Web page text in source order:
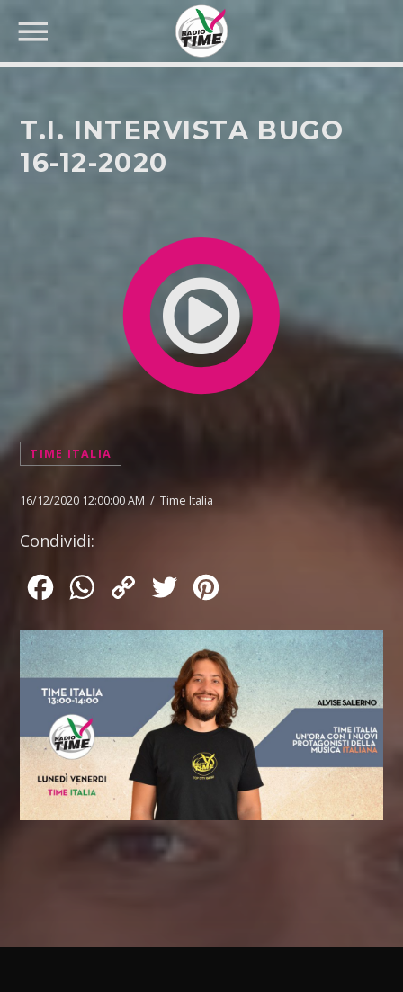
T.I. INTERVISTA BUGO
16-12-2020
TIME ITALIA
16/12/2020 12:00:00 AM / Time Italia
Condividi:
FacebookWhatsApp
Copy
Twitter